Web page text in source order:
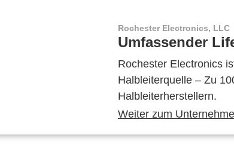
Rochester Electronics, LLC
Umfassender
Rochester Electronics
Halbleiterquelle – Zu
Halbleiterherstellern.
Weiter zum